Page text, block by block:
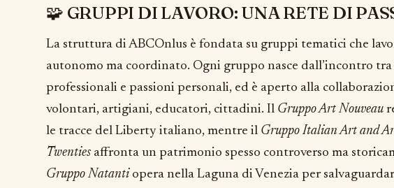
🧩 GRUPPI DI LAVORO: UNA RETE DI
La struttura di ABCOnlus è fondata su gruppi tematici che
autonomo ma coordinato. Ogni gruppo nasce dall’incontro tra
professionali e passioni personali, ed è aperto alla
volontari, artigiani, educatori, cittadini. Il Gruppo Art Nouveau
le tracce del Liberty italiano, mentre il Gruppo Italian Art and
Twenties affronta un patrimonio spesso controverso ma
Gruppo Natanti opera nella Laguna di Venezia per